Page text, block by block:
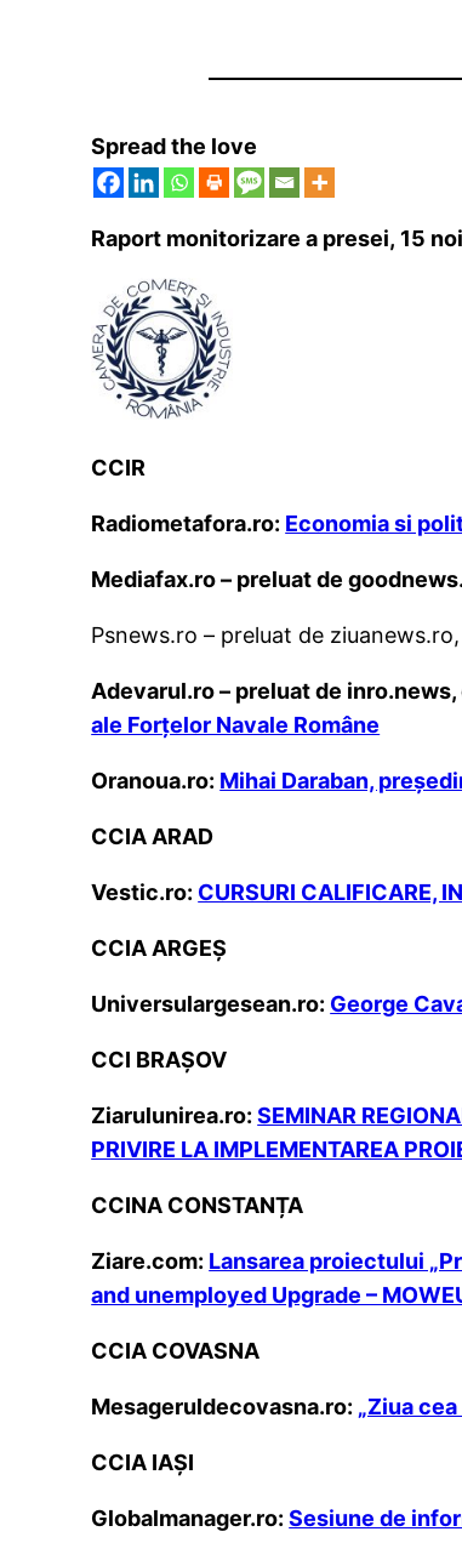
Spread the love
Raport monitorizare a presei, 15
CCIR
Radiometafora.ro: Economia si
Mediafax.ro – preluat de
Psnews.ro – preluat de
Adevarul.ro – preluat de
ale Forţelor Navale Române
Oranoua.ro: Mihai Daraban,
CCIA ARAD
Vestic.ro: CURSURI CALIFICARE,
CCIA ARGEȘ
Universulargesean.ro: George
CCI BRAȘOV
Ziarulunirea.ro:SEMINAR
PRIVIRE LA IMPLEMENTAREA
CCINA CONSTANȚA
Ziare.com: Lansarea proiectului
and unemployed Upgrade –
CCIA COVASNA
Mesageruldecovasna.ro: „Ziua
CCIA IAȘI
Globalmanager.ro:Sesiune de